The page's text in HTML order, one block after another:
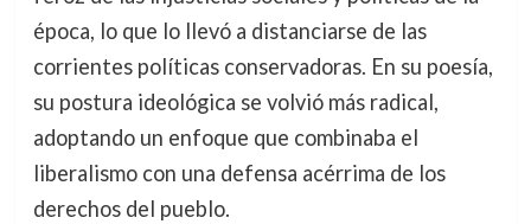
época, lo que lo llevó a distanciarse de las
corrientes políticas conservadoras. En su poesía,
su postura ideológica se volvió más radical,
adoptando un enfoque que combinaba el
liberalismo con una defensa acérrima de los
derechos del pueblo.